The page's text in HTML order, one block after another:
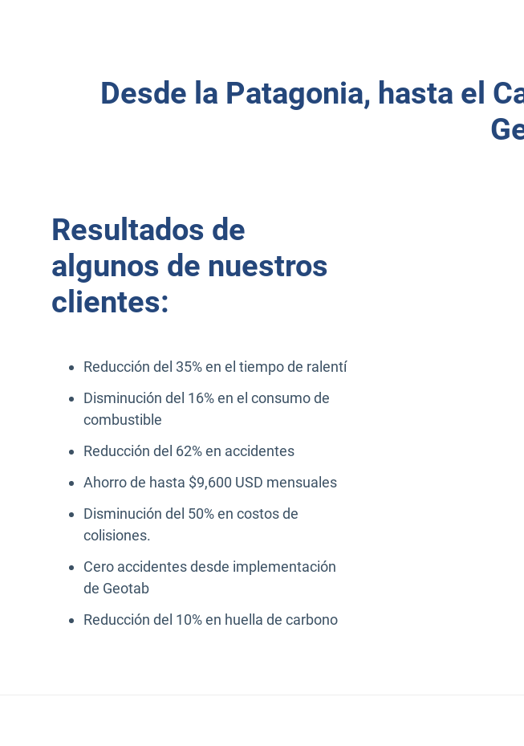
Desde la Patagonia, hasta el
Resultados de
algunos de nuestros
clientes:
Reducción del 35% en el tiempo de ralentí
Disminución del 16% en el consumo de
combustible
Reducción del 62% en accidentes
Ahorro de hasta $9,600 USD mensuales
Disminución del 50% en costos de
colisiones.
Cero accidentes desde implementación
de Geotab
Reducción del 10% en huella de carbono